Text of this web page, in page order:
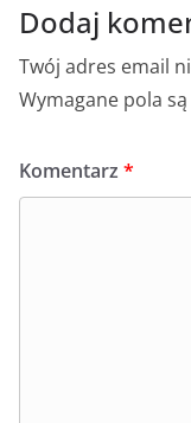
Dodaj
Twój adres email
Wymagane pola
Komentarz *